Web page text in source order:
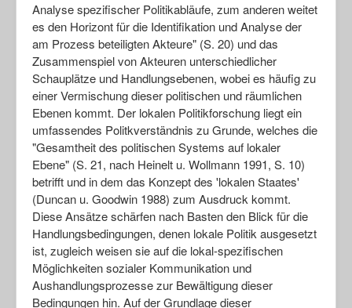
Analyse spezifischer Politikabläufe, zum anderen weitet
es den Horizont für die Identifikation und Analyse der
am Prozess beteiligten Akteure" (S. 20) und das
Zusammenspiel von Akteuren unterschiedlicher
Schauplätze und Handlungsebenen, wobei es häufig zu
einer Vermischung dieser politischen und räumlichen
Ebenen kommt. Der lokalen Politikforschung liegt ein
umfassendes Politkverständnis zu Grunde, welches die
"Gesamtheit des politischen Systems auf lokaler
Ebene" (S. 21, nach Heinelt u. Wollmann 1991, S. 10)
betrifft und in dem das Konzept des 'lokalen Staates'
(Duncan u. Goodwin 1988) zum Ausdruck kommt.
Diese Ansätze schärfen nach Basten den Blick für die
Handlungsbedingungen, denen lokale Politik ausgesetzt
ist, zugleich weisen sie auf die lokal-spezifischen
Möglichkeiten sozialer Kommunikation und
Aushandlungsprozesse zur Bewältigung dieser
Bedingungen hin. Auf der Grundlage dieser